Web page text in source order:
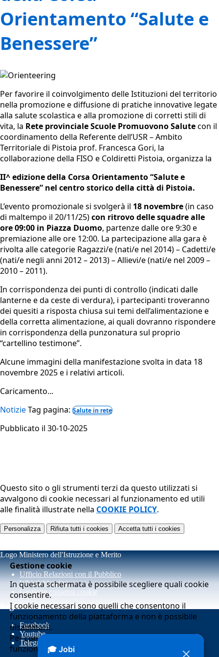
Orientamento “Salute e
Benessere”
Per favorire il coinvolgimento delle Istituzioni del territorio
nella promozione e diffusione di pratiche innovative legate
alla salute scolastica e alla promozione di corretti stili di
vita, la Rete provinciale Scuole Promuovono Salutecon il
coordinamento della Referente dell’USR – Ambito
Territoriale di Pistoia prof. Francesca Gori, la
collaborazione della FISO e Coldiretti Pistoia, organizza la
II^ edizione della Corsa Orientamento “Salute e
Benessere” nel centro storico della città di Pistoia.
L’evento promozionale si svolgerà il 18 novembre(in caso
di maltempo il 20/11/25)con ritrovo delle squadre alle
ore 09:00 in Piazza Duomo, partenze dalle ore 9:30 e
premiazione alle ore 12:00. La partecipazione alla gara è
rivolta alle categorie Ragazzi/e (nati/e nel 2014) – Cadetti/e
(nati/e negli anni 2012 – 2013) – Allievi/e (nati/e nel 2009 –
2010 – 2011).
In corrispondenza dei punti di controllo (indicati dalle
lanterne e da ceste di verdura), i partecipanti troveranno
dei quesiti a risposta chiusa sui temi dell’alimentazione e
della corretta alimentazione, ai quali dovranno rispondere
in corrispondenza della punzonatura sul proprio
“cartellino testimone”.
Alcune immagini della manifestazione svolta in data 18
novembre 2025 e i relativi articoli.
Caricamento...
NotizieTag pagina: Salute in rete
Pubblicato il 30-10-2025
Questo sito o gli strumenti terzi da questo utilizzati si
avvalgono di cookie necessari al funzionamento ed utili
alle finalità illustrate nella COOKIE POLICY.
Personalizza Rifiuta tutti i cookies Accetta tutti i cookies
Gestione cookie
In questa schermata è possibile scegliere quali cookie
consentire.
I cookie necessari sono quelli che consentono il
funzionamento della piattaforma e non è possibile
disabilitarli.
Per conoscere quali sono i cookie necessari al
funzionamento potete visionare la
COOKIE POLICY
Ufficio Relazioni con il Pubblico
Whistleblowing
Gestione consensi cookie
Seguici su
Facebook
Youtube
Telegram